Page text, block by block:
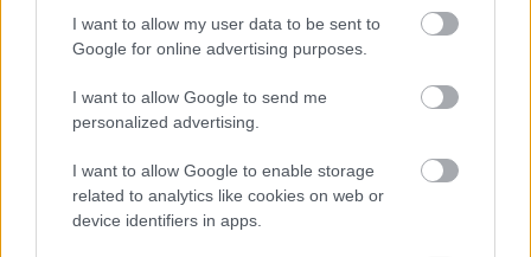
I want to allow my user data to be sent to
Google for online advertising purposes.
I want to allow Google to send me
personalized advertising.
I want to allow Google to enable storage
related to analytics like cookies on web or
device identifiers in apps.
A forradalom egy holland fotós szemével
A legizgalmasabb fotók 2015-ből
Készülőben a nagy meztelen album
Nézd meg a 48-as szabadságharc hőseiről készült
Hírlevél feliratkozás